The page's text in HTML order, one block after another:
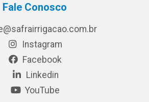
Fale Conosco
Instagram
Facebook
Linkedin
YouTube